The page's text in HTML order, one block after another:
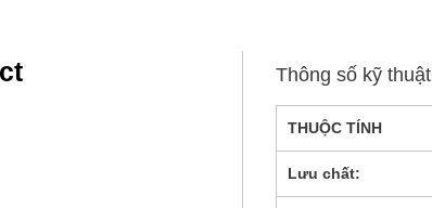
Thông số kỹ thuật
THUỘC TÍNH
Lưu chất: